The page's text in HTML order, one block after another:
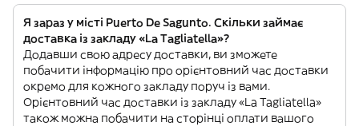
Я зараз у місті Puerto De Sagunto. Скільки займає
доставка із закладу «La Tagliatella»?
Додавши свою адресу доставки, ви зможете
побачити інформацію про орієнтовний час доставки
окремо для кожного закладу поруч із вами.
Орієнтовний час доставки із закладу «La Tagliatella»
також можна побачити на сторінці оплати вашого